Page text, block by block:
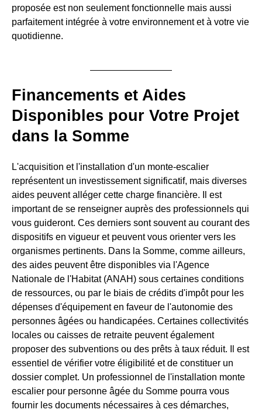
proposée est non seulement fonctionnelle mais aussi
parfaitement intégrée à votre environnement et à votre vie
quotidienne.
Financements et Aides
Disponibles pour Votre Projet
dans la Somme
L'acquisition et l'installation d'un monte-escalier
représentent un investissement significatif, mais diverses
aides peuvent alléger cette charge financière. Il est
important de se renseigner auprès des professionnels qui
vous guideront. Ces derniers sont souvent au courant des
dispositifs en vigueur et peuvent vous orienter vers les
organismes pertinents. Dans la Somme, comme ailleurs,
des aides peuvent être disponibles via l'Agence
Nationale de l'Habitat (ANAH) sous certaines conditions
de ressources, ou par le biais de crédits d'impôt pour les
dépenses d'équipement en faveur de l'autonomie des
personnes âgées ou handicapées. Certaines collectivités
locales ou caisses de retraite peuvent également
proposer des subventions ou des prêts à taux réduit. Il est
essentiel de vérifier votre éligibilité et de constituer un
dossier complet. Un professionnel de l'installation monte
escalier pour personne âgée du Somme pourra vous
fournir les documents nécessaires à ces démarches,